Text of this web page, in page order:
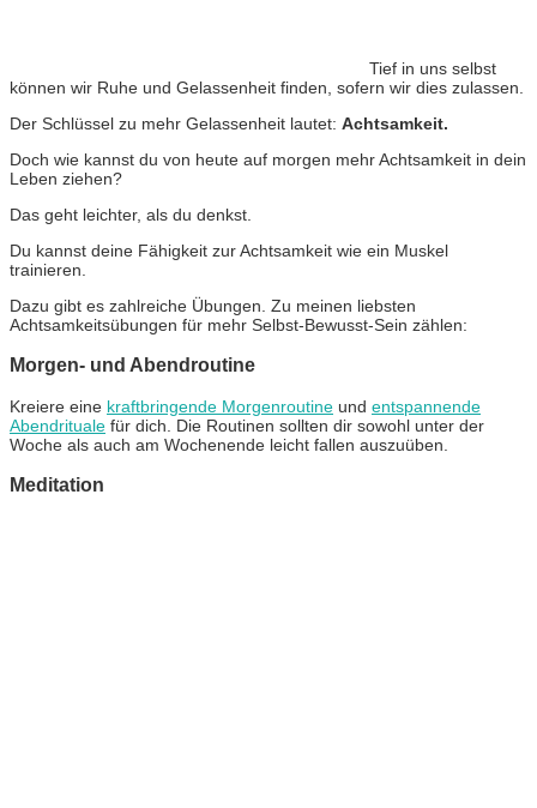
Tief in uns selbst
können wir Ruhe und Gelassenheit finden, sofern wir dies zulassen.
Der Schlüssel zu mehr Gelassenheit lautet: Achtsamkeit.
Doch wie kannst du von heute auf morgen mehr Achtsamkeit in dein
Leben ziehen?
Das geht leichter, als du denkst.
Du kannst deine Fähigkeit zur Achtsamkeit wie ein Muskel
trainieren.
Dazu gibt es zahlreiche Übungen. Zu meinen liebsten
Achtsamkeitsübungen für mehr Selbst-Bewusst-Sein zählen:
Morgen- und Abendroutine
Kreiere eine kraftbringende Morgenroutine und entspannende
Abendrituale für dich. Die Routinen sollten dir sowohl unter der
Woche als auch am Wochenende leicht fallen auszuüben.
Meditation